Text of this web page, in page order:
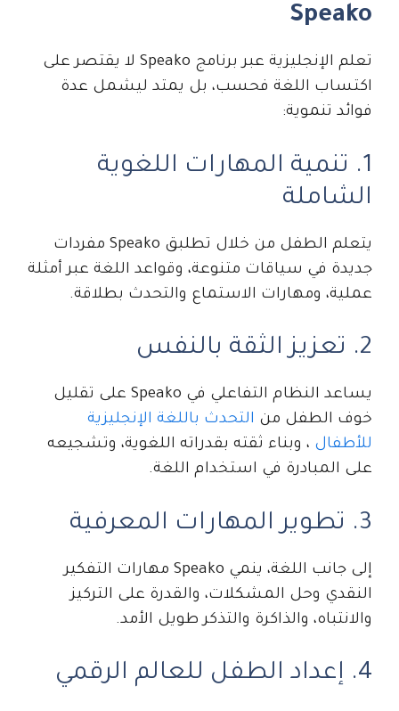
Speako
تعلم الإنجليزية عبر برنامج Speako لا يقتصر على
اكتساب اللغة فحسب، بل يمتد ليشمل عدة
فوائد تنموية:
1. تنمية المهارات اللغوية
الشاملة
يتعلم الطفل من خلال تطلبق Speako مفردات
جديدة في سياقات متنوعة، وقواعد اللغة عبر أمثلة
عملية، ومهارات الاستماع والتحدث بطلاقة.
2. تعزيز الثقة بالنفس
يساعد النظام التفاعلي في Speako على تقليل
خوف الطفل من التحدث باللغة الإنجليزية
للأطفال ، وبناء ثقته بقدراته اللغوية، وتشجيعه
على المبادرة في استخدام اللغة.
3. تطوير المهارات المعرفية
إلى جانب اللغة، ينمي Speako مهارات التفكير
النقدي وحل المشكلات، والقدرة على التركيز
والانتباه، والذاكرة والتذكر طويل الأمد.
4. إعداد الطفل للعالم الرقمي